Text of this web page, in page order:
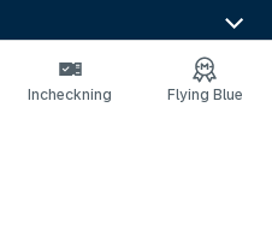
Incheckning Flying Blue